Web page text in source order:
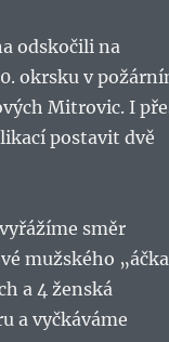
odskočili na
okrsku v
Mitrovic. I
postavit dvě
směr
mužského
a 4 ženská
a vyčkáváme